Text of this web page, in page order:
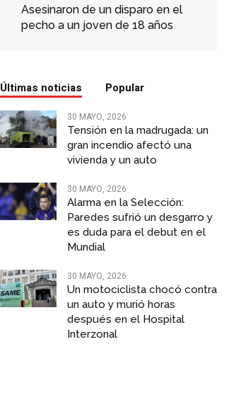
Asesinaron de un disparo en el
pecho a un joven de 18 años
Últimas noticias Popular
30 MAYO, 2026
Tensión en la madrugada: un
gran incendio afectó una
vivienda y un auto
30 MAYO, 2026
Alarma en la Selección:
Paredes sufrió un desgarro y
es duda para el debut en el
Mundial
30 MAYO, 2026
Un motociclista chocó contra
un auto y murió horas
después en el Hospital
Interzonal